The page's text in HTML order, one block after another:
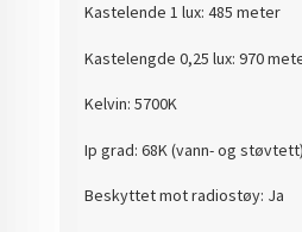
Kastelende 1 lux: 485 meter
Kastelengde 0,25 lux: 970
Kelvin: 5700K
Ip grad: 68K (vann- og støvtett)
Beskyttet mot radiostøy: Ja